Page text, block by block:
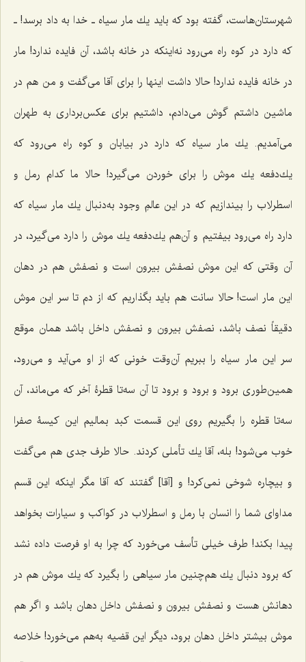
شهرستان‌هاست، گفته بود كه باید یك مار سیاه ـ خدا به داد برسد! ـ
كه دارد در كوه راه مى‌رود نه‌اینكه در خانه باشد، آن فایده ندارد! مار
در خانه فایده ندارد! حالا داشت اینها را براى آقا مى‌گفت و من هم در
ماشین داشتم گوش مى‌دادم، داشتیم براى عكس‌بردارى به طهران
مى‌آمدیم. یك مار سیاه كه دارد در بیابان و كوه راه مى‌رود که
یك‌دفعه یك موش را براى خوردن مى‌گیرد! حالا ما كدام رمل و
اسطرلاب را بیندازیم كه در این عالمِ وجود به‌دنبال یك مار سیاه كه
دارد راه مى‌رود بیفتیم و آن‌هم یك‌دفعه یك موش را دارد مى‌گیرد، در
آن وقتى كه این موش نصفش بیرون است و نصفش هم در دهان
این مار است! حالا سانت هم باید بگذاریم كه از دم تا سر این موش
دقیقاً نصف باشد، نصفش بیرون و نصفش داخل باشد همان موقع
سر این مار سیاه را ببریم آن‌وقت خونى كه از او مى‌آید و مى‌رود،
همین‌طورى برود و برود و برود تا آن سه‌تا قطرۀ آخر كه مى‌ماند، آن
سه‌تا قطره را بگیریم روى این قسمت كبد بمالیم این كیسۀ صفرا
خوب مى‌شود! بله، آقا یك تأملى كردند. حالا طرف جدى هم مى‌گفت
و بیچاره شوخى نمى‌كرد! و [آقا] گفتند كه آقا مگر اینکه این قسم
مداواى شما را انسان با رمل و اسطرلاب در كواكب و سیارات بخواهد
پیدا بكند! طرف خیلى تأسف مى‌خورد كه چرا به او فرصت داده نشد
كه برود دنبال یك هم‌چنین مار سیاهى را بگیرد که یك موش هم در
دهانش هست و نصفش بیرون و نصفش داخل دهان باشد و اگر هم
موش بیشتر داخل دهان برود، دیگر این قضیه به‌هم مى‌خورد! خلاصه